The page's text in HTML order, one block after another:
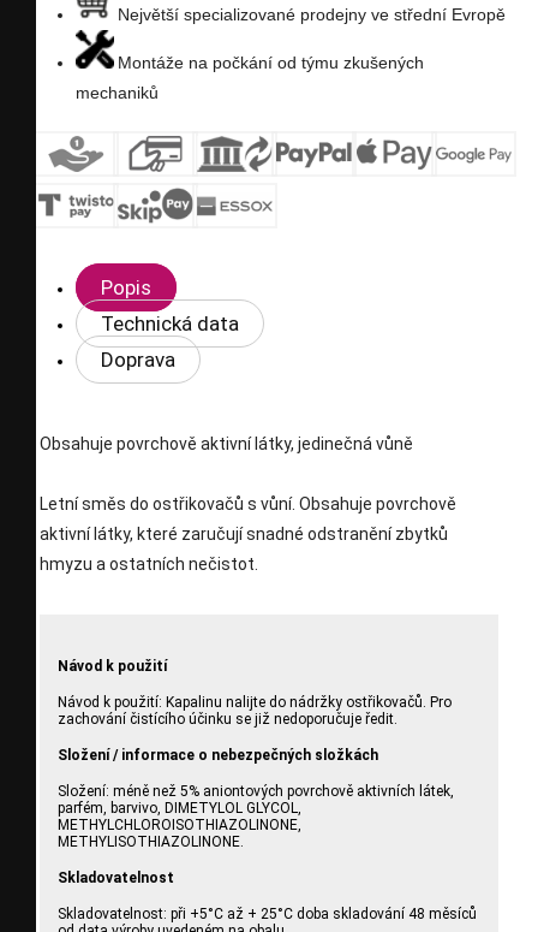
Největší specializované prodejny ve střední Evropě
Montáže na počkání od týmu zkušených
mechaniků
Popis
Technická data
Doprava
Obsahuje povrchově aktivní látky, jedinečná vůně
Letní směs do ostřikovačů s vůní. Obsahuje povrchově
aktivní látky, které zaručují snadné odstranění zbytků
hmyzu a ostatních nečistot.
Návod k použití
Návod k použití: Kapalinu nalijte do nádržky ostřikovačů. Pro
zachování čistícího účinku se již nedoporučuje ředit.
Složení / informace o nebezpečných složkách
Složení: méně než 5% aniontových povrchově aktivních látek,
parfém, barvivo, DIMETYLOL GLYCOL,
METHYLCHLOROISOTHIAZOLINONE,
METHYLISOTHIAZOLINONE.
Skladovatelnost
Skladovatelnost: při +5°C až + 25°C doba skladování 48 měsíců